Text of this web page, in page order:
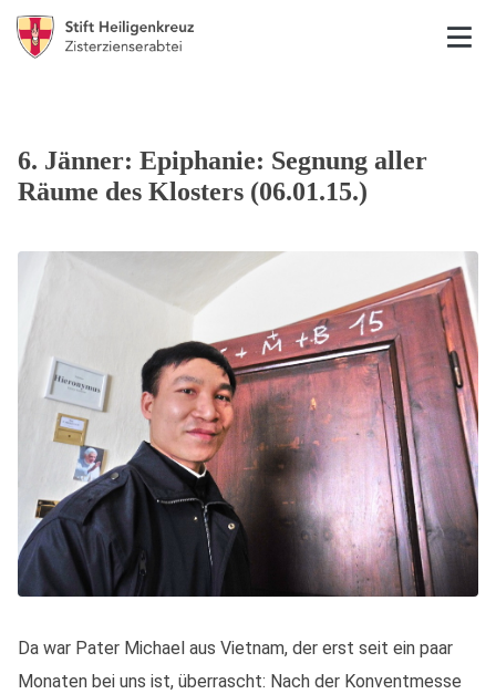
6. Jänner: Epiphanie: Segnung aller
Räume des Klosters (06.01.15.)
Da war Pater Michael aus Vietnam, der erst seit ein paar
Monaten bei uns ist, überrascht: Nach der Konventmesse